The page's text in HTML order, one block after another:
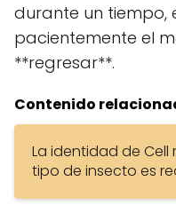
durante un tiempo,
pacientemente el
**regresar**.
Contenido
La identidad de Cell
tipo de insecto es